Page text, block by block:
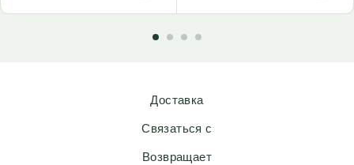
Доставка
Связаться с
Возвращает